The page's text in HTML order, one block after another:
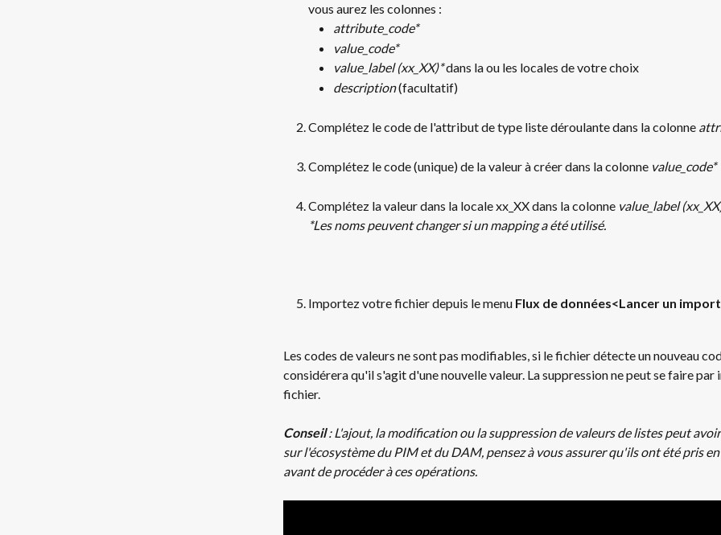
vous aurez les colonnes :
attribute_code*
value_code*
value_label (xx_XX)* dans la ou les locales de votre choix
description (facultatif)
Complétez le code de l'attribut de type liste déroulante dans la colonne
Complétez le code (unique) de la valeur à créer dans la colonne value_code*
Complétez la valeur dans la locale xx_XX dans la colonne value_label
*Les noms peuvent changer si un mapping a été utilisé.
Importez votre fichier depuis le menu Flux de données<Lancer un import
Les codes de valeurs ne sont pas modifiables, si le fichier détecte un nouveau
considérera qu'il s'agit d'une nouvelle valeur. La suppression ne peut se faire par
fichier.
Conseil : L'ajout, la modification ou la suppression de valeurs de listes peut
sur l'écosystème du PIM et du DAM, pensez à vous assurer qu'ils ont été pris
avant de procéder à ces opérations.